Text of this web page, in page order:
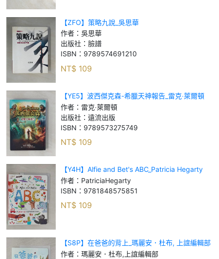
【ZFO】策略九說_吳思華
作者： 吳思華
出版社： 臉譜
ISBN： 9789574691210
NT$ 109
【YE5】波西傑克森-希臘天神報告_雷克‧萊爾頓
作者： 雷克‧萊爾頓
出版社： 遠流出版
ISBN： 9789573275749
NT$ 109
【Y4H】Alfie and Bet's ABC_Patricia Hegarty
作者： PatriciaHegarty
ISBN： 9781848575851
NT$ 109
【S8P】在爸爸的背上_瑪麗安．杜布, 上誼編輯部
作者： 瑪麗安．杜布,上誼編輯部